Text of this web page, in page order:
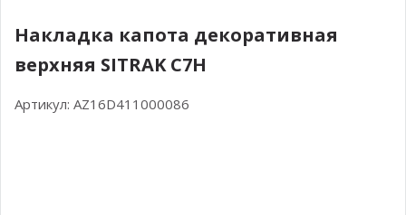
Накладка капота декоративная
верхняя SITRAK C7H
Артикул: AZ16D411000086